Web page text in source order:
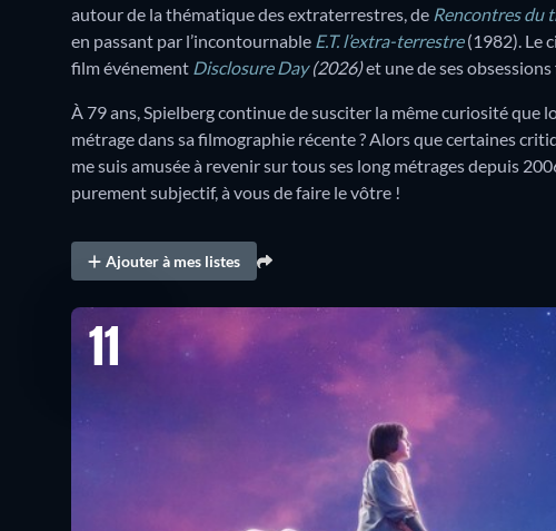
autour de la thématique des extraterrestres, de Rencontres du
en passant par l’incontournable E.T. l’extra-terrestre (1982). Le
film événement Disclosure Day(2026)et une de ses
À 79 ans, Spielberg continue de susciter la même curiosité que
métrage dans sa filmographie récente ? Alors que certaines
me suis amusée à revenir sur tous ses long métrages depuis
purement subjectif, à vous de faire le vôtre !
Ajouter à mes listes
11